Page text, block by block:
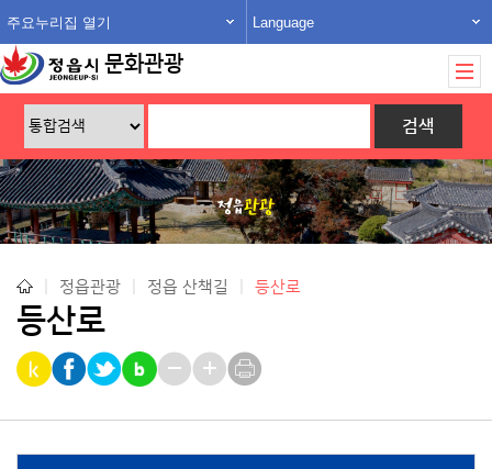
주요누리집 열기 Language
문화관광
정읍관광 정읍 산책길 등산로
등산로